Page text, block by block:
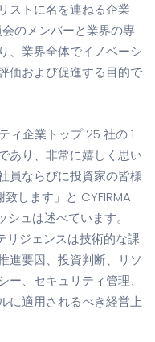
ストに名を連ねる企業
のメンバーと業界の専
、業界全体でイノベーシ
価および促進する目的で
ィ企業トップ 25 社の 1
あり、非常に嬉しく思い
員ならびに投資家の皆様
します」と CYFIRMA
ュは述べています。
リジェンスは技術的な課
進要因、投資判断、リソ
、セキュリティ管理、
に適用されるべき経営上